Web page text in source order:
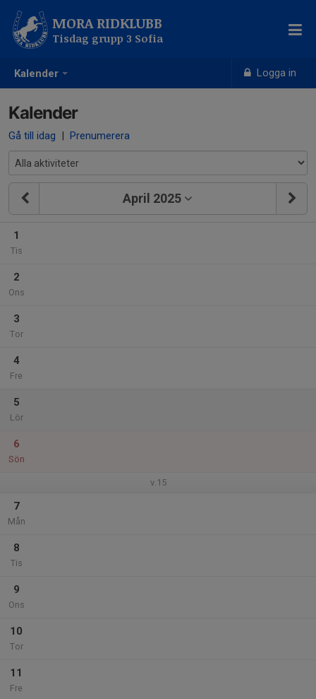
Kalender Logga in
MORA RIDKLUBB
Tisdag grupp 3 Sofia
Kalender
Gå till idag | Prenumerera
April 2025
1
Tis
2
Ons
3
Tor
4
Fre
5
Lör
6
Sön
v.15
7
Mån
8
Tis
9
Ons
10
Tor
11
Fre